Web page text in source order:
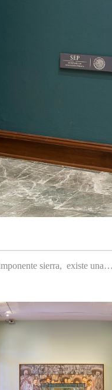
sierra, existe una…